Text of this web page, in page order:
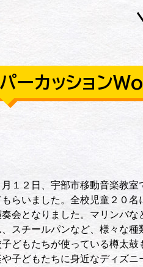
「パーカッション
１２日、宇部市移動音楽教室
らいました。全校児童２０
奏会となりました。マリンバ
、スチールパンなど、様々な種
どもたちが使っている樽太
子どもたちに身近なディズ